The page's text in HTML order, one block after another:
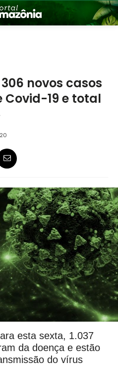
novos casos
19 e total
esta sexta, 1.037
da doença e estão
do vírus